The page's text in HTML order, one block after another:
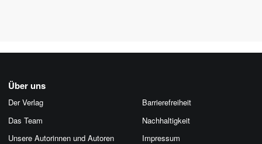
Über uns
Der Verlag
Das Team
Unsere Autorinnen und Autoren
Barrierefreiheit
Nachhaltigkeit
Impressum